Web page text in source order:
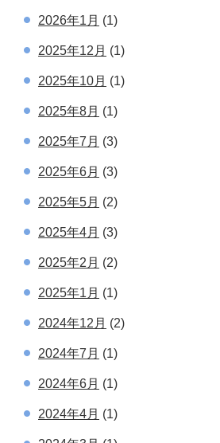
2026年1月 (1)
2025年12月 (1)
2025年10月 (1)
2025年8月 (1)
2025年7月 (3)
2025年6月 (3)
2025年5月 (2)
2025年4月 (3)
2025年2月 (2)
2025年1月 (1)
2024年12月 (2)
2024年7月 (1)
2024年6月 (1)
2024年4月 (1)